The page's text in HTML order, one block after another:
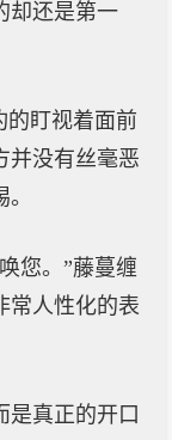
却还是第一
的盯视着面前
并没有丝毫恶
您。”藤蔓缠
常人性化的表
是真正的开口